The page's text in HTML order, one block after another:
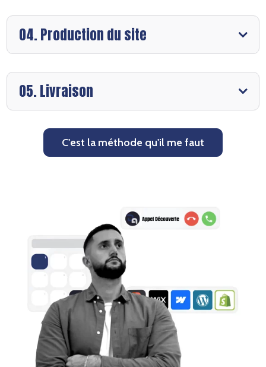
04. Production du site
05. Livraison
C'est la méthode qu'il me faut